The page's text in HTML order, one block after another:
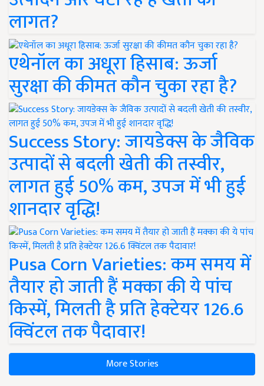
लागत?
एथेनॉल का अधूरा हिसाब: ऊर्जा
सुरक्षा की कीमत कौन चुका रहा है?
Success Story: जायडेक्स के जैविक
उत्पादों से बदली खेती की तस्वीर,
लागत हुई 50% कम, उपज में भी हुई
शानदार वृद्धि!
Pusa Corn Varieties: कम समय में
तैयार हो जाती हैं मक्का की ये पांच
किस्में, मिलती है प्रति हेक्टेयर 126.6
क्विंटल तक पैदावार!
More Stories